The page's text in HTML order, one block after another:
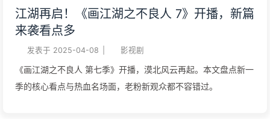
江湖再启！《画江湖之不良人 7》开播，新篇
来袭看点多
发表于 2025-04-08 影视剧
《画江湖之不良人 第七季》开播，漠北风云再起。本文盘点新一
季的核心看点与热血名场面，老粉新观众都不容错过。